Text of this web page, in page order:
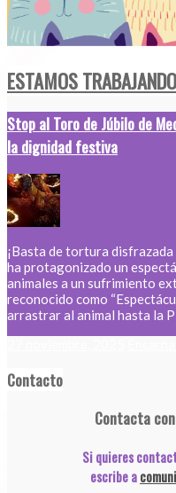
ESTAMOS
Stop al Toro de Júbilo de
la dignidad festiva
¡Basta de tortura
ha protagonizado un
animales a un sufrimiento
reconocido como
arrastrar al animal hasta la
Contacto
Contacta con
Si quieres
escribe a